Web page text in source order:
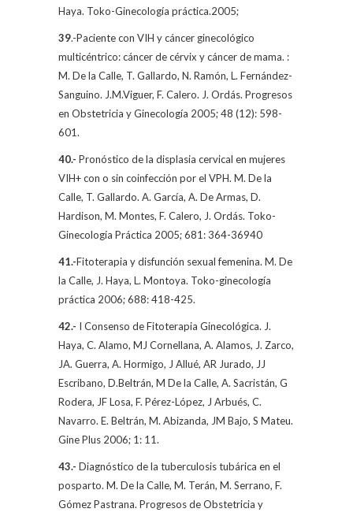
Haya. Toko-Ginecología práctica.2005;
39.-Paciente con VIH y cáncer ginecológico
multicéntrico: cáncer de cérvix y cáncer de mama. :
M. De la Calle, T. Gallardo, N. Ramón, L. Fernández-
Sanguino. J.M.Viguer, F. Calero. J. Ordás. Progresos
en Obstetricia y Ginecología 2005; 48 (12): 598-
601.
40.- Pronóstico de la displasia cervical en mujeres
VIH+ con o sin coinfección por el VPH. M. De la
Calle, T. Gallardo. A. García, A. De Armas, D.
Hardison, M. Montes, F. Calero, J. Ordás. Toko-
Ginecología Práctica 2005; 681: 364-36940
41.-Fitoterapia y disfunción sexual femenina. M. De
la Calle, J. Haya, L. Montoya. Toko-ginecología
práctica 2006; 688: 418-425.
42.- I Consenso de Fitoterapia Ginecológica. J.
Haya, C. Alamo, MJ Cornellana, A. Alamos, J. Zarco,
JA. Guerra, A. Hormigo, J Allué, AR Jurado, JJ
Escribano, D.Beltrán, M De la Calle, A. Sacristán, G
Rodera, JF Losa, F. Pérez-López, J Arbués, C.
Navarro. E. Beltrán, M. Abizanda, JM Bajo, S Mateu.
Gine Plus 2006; 1: 11.
43.- Diagnóstico de la tuberculosis tubárica en el
posparto. M. De la Calle, M. Terán, M. Serrano, F.
Gómez Pastrana. Progresos de Obstetricia y